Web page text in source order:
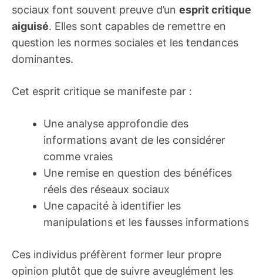
sociaux font souvent preuve d’un esprit critique
aiguisé. Elles sont capables de remettre en
question les normes sociales et les tendances
dominantes.
Cet esprit critique se manifeste par :
Une analyse approfondie des
informations avant de les considérer
comme vraies
Une remise en question des bénéfices
réels des réseaux sociaux
Une capacité à identifier les
manipulations et les fausses informations
Ces individus préfèrent former leur propre
opinion plutôt que de suivre aveuglément les